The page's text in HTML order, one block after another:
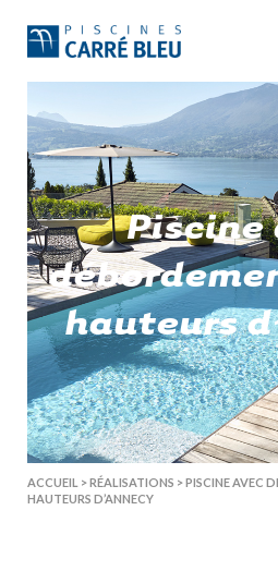
Piscine
hauteurs
ACCUEIL >RÉALISATIONS >PISCINE AVEC
HAUTEURS D’ANNECY